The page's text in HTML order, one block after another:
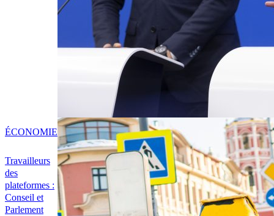
Travailleurs
des
plateformes :
Conseil et
Parlement
ÉCONOMIE